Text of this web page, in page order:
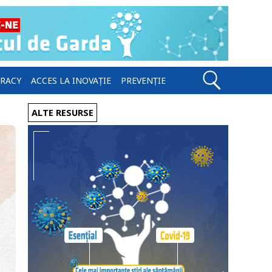
ACCES LA INOVAȚIE PREVENȚIE
ALTE RESURSE